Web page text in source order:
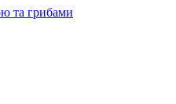
та грибами